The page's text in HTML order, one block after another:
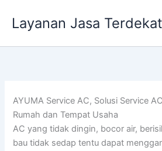
Layanan Jasa Terdekat
AYUMA Service AC, Solusi Service
Rumah dan Tempat Usaha
AC yang tidak dingin, bocor air,
bau tidak sedap tentu dapat